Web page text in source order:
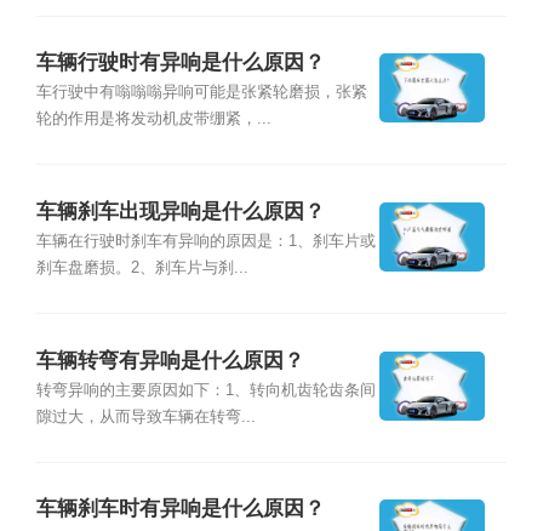
车辆行驶时有异响是什么原因？
车行驶中有嗡嗡嗡异响可能是张紧轮磨损，张紧
轮的作用是将发动机皮带绷紧，...
车辆刹车出现异响是什么原因？
车辆在行驶时刹车有异响的原因是：1、刹车片或
刹车盘磨损。2、刹车片与刹...
车辆转弯有异响是什么原因？
转弯异响的主要原因如下：1、转向机齿轮齿条间
隙过大，从而导致车辆在转弯...
车辆刹车时有异响是什么原因？